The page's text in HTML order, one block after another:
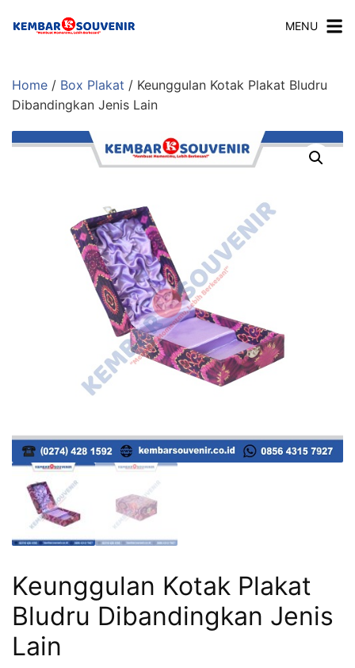
MENU
Home / Box Plakat / Keunggulan Kotak Plakat Bludru
Dibandingkan Jenis Lain
Keunggulan Kotak Plakat
Bludru Dibandingkan Jenis
Lain